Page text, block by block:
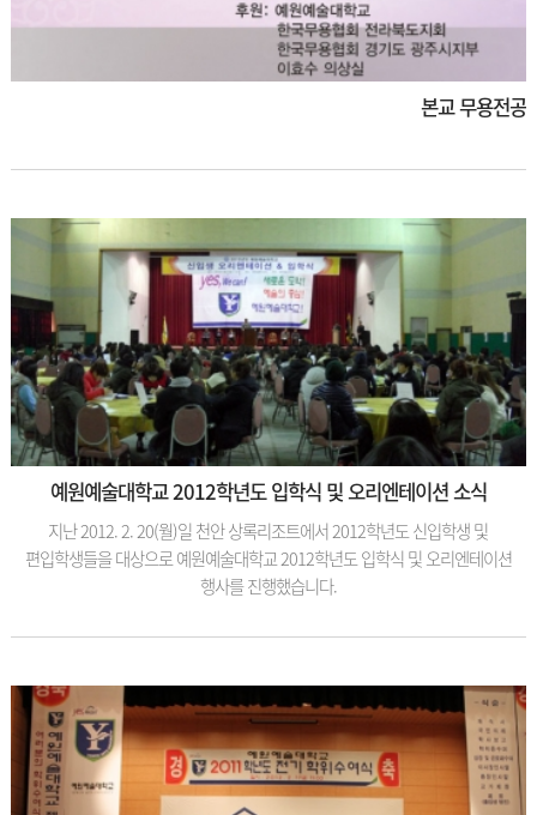
본교 무용전공
예원예술대학교 2012학년도 입학식 및 오리엔테이션 소식
지난 2012. 2. 20(월)일 천안 상록리조트에서 2012학년도 신입학생 및
편입학생들을 대상으로 예원예술대학교 2012학년도 입학식 및 오리엔테이션
행사를 진행했습니다.